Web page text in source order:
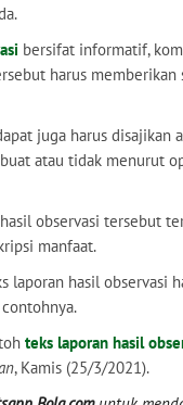
bersifat informatif,
harus
juga harus
atau tidak menurut
observasi tersebut
manfaat.
laporan hasil
teks laporan hasil
, Kamis (25/3/2021).